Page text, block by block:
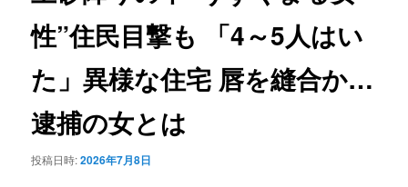
ョ
ン
性”住民目撃も 「4～5人はい
た」異様な住宅 唇を縫合か…
逮捕の女とは
投稿日時:2026年7月8日